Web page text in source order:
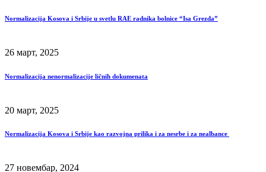
Normalizacija Kosova i Srbije u svetlu RAE radnika bolnice “Isa Grezda”
26 март, 2025
Normalizacija nenormalizacije ličnih dokumenata
20 март, 2025
Normalizacija Kosova i Srbije kao razvojna prilika i za nesrbe i za nealbance
27 новембар, 2024